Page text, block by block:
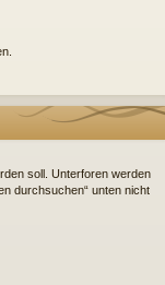
soll. Unterforen werden
durchsuchen“ unten nicht